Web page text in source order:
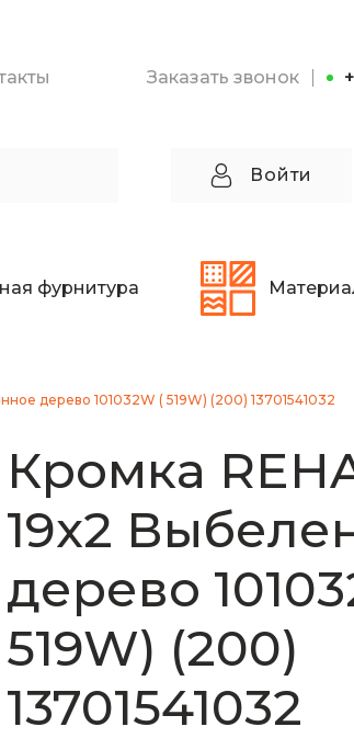
Заказать звонок
Войти
фурнитура
дерево 101032W ( 519W) (200) 13701541032
Кромка
19х2
дерево
519W) (200)
13701541032